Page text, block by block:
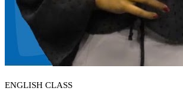
ENGLISH CLASS